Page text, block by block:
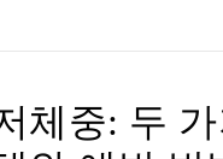
체중: 두